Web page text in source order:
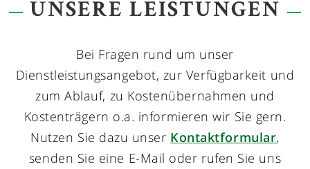
UNSERE LEISTUNGEN
Bei Fragen rund um unser
Dienstleistungsangebot, zur Verfügbarkeit und
zum Ablauf, zu Kostenübernahmen und
Kostenträgern o.a. informieren wir Sie gern.
Nutzen Sie dazu unser Kontaktformular,
senden Sie eine E-Mail oder rufen Sie uns